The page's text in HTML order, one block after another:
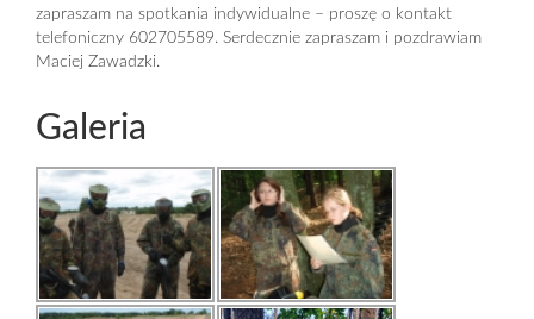
zapraszam na spotkania indywidualne – proszę o kontakt
telefoniczny 602705589. Serdecznie zapraszam i pozdrawiam
Maciej Zawadzki.
Galeria